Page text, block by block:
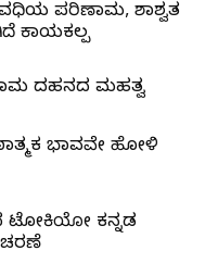
ಪರಿಣಾಮ, ಶಾಶ್ವತ
ಕಾಯಕಲ್ಪ
ದಹನದ ಮಹತ್ವ
ಭಾವವೇ ಹೋಳಿ
ಟೋಕಿಯೋ ಕನ್ನಡ